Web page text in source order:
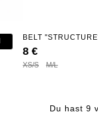
XS/S M/L
BELT
8 €
Du hast 9